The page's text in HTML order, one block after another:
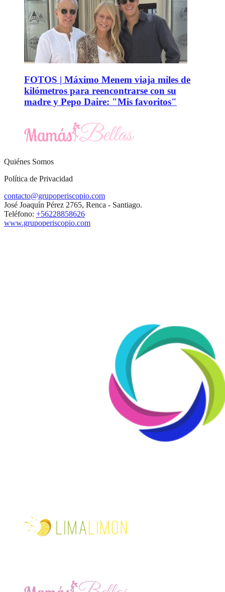
FOTOS | Máximo Menem viaja miles de
kilómetros para reencontrarse con su
madre y Pepo Daire: "Mis favoritos"
Quiénes Somos
Política de Privacidad
contacto@grupoperiscopio.com
José Joaquín Pérez 2765, Renca - Santiago.
Teléfono: +56228858626
www.grupoperiscopio.com